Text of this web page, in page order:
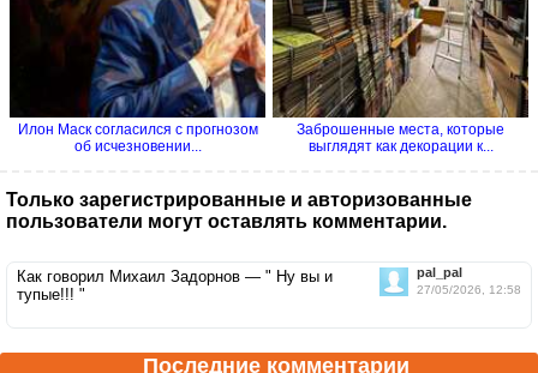
Илон Маск согласился с прогнозом
об исчезновении...
Заброшенные места, которые
выглядят как декорации к...
Только зарегистрированные и авторизованные
пользователи могут оставлять комментарии.
pal_pal
27/05/2026, 12:58
Как говорил Михаил Задорнов — " Ну вы и
тупые!!! "
Последние комментарии